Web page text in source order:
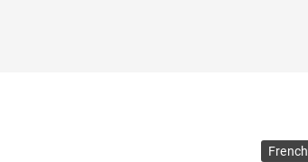
French